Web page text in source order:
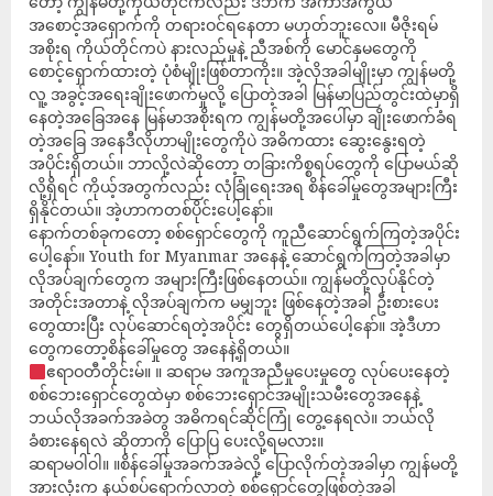
အစောင့်အရှောက်ကို တရားဝင်ရနေတာ မဟုတ်ဘူးလေ။ မီဇိုးရမ်
အစိုးရ ကိုယ်တိုင်ကပဲ နားလည်မှုနဲ့ ညီအစ်ကို မောင်နှမတွေကို
စောင့်ရှောက်ထားတဲ့ ပုံစံမျိုးဖြစ်တာကိုး။ အဲ့လိုအခါမျိုးမှာ ကျွန်မတို့
လူ့ အခွင့်အရေးချိုးဖောက်မှုလို့ ပြောတဲ့အခါ မြန်မာပြည်တွင်းထဲမှာရှိ
နေတဲ့အခြေအနေ မြန်မာအစိုးရက ကျွန်မတို့အပေါ်မှာ ချိုးဖောက်ခံရ
တဲ့အခြေ အနေဒီလိုဟာမျိုး‌တွေကိုပဲ အဓိကထား ဆွေးနွေးရတဲ့
အပိုင်းရှိတယ်။ ဘာလို့လဲဆိုတော့ တခြားကိစ္စရပ်တွေကို ပြောမယ်ဆို
လို့ရှိရင် ကိုယ့်အတွက်လည်း လုံခြုံရေးအရ စိန်ခေါ်မှုတွေအများကြီး
ရှိနိုင်တယ်။ အဲ့ဟာကတစ်ပိုင်းပေါ့နော်။
နောက်တစ်ခုကတော့ စစ်ရှောင်တွေကို ကူညီဆောင်ရွက်ကြတဲ့အပိုင်း
ပေါ့နော်။ Youth for Myanmar အနေနဲ့ ဆောင်ရွက်ကြတဲ့အခါမှာ
လိုအပ်ချက်တွေက အများကြီးဖြစ်နေတယ်။ ကျွန်မတို့လုပ်နိုင်တဲ့
အတိုင်းအတာနဲ့ လိုအပ်ချက်က မမျှဘူး ဖြစ်နေတဲ့အခါ ဦးစားပေး
တွေထားပြီး လုပ်ဆောင်ရတဲ့အပိုင်း တွေရှိတယ်ပေါ့နော်။ အဲ့ဒီဟာ
တွေကတော့စိန်ခေါ်မှုတွေ အနေနဲ့ရှိတယ်။
ဧရာဝတီတိုင်းမ်။ ။ ဆရာမ အကူအညီမှု‌ပေးမှုတွေ လုပ်ပေးနေတဲ့
စစ်ဘေးရှောင်တွေထဲမှာ စစ်ဘေးရှောင်အမျိုးသမီးတွေအနေနဲ့
ဘယ်လိုအခက်အခဲတွ အဓိကရင်ဆိုင်ကြုံ တွေ့နေရလဲ။ ဘယ်လို
ခံစားနေရလဲ ဆိုတာကို ပြောပြ ပေးလို့ရမလား။
ဆရာမဝါဝါ။ ။စိန်ခေါ်မှုအခက်အခဲလို့ ပြောလိုက်တဲ့အခါမှာ ကျွန်မတို့
အားလုံးက နယ်စပ်ရောက်လာတဲ့ စစ်ရှောင်တွေဖြစ်တဲ့အခါ